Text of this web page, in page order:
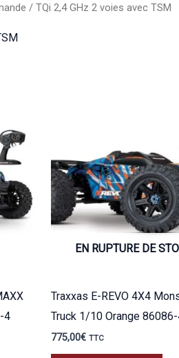
/ TQi 2,4 GHz 2 voies avec TSM
4
EN RUPTURE DE
Traxxas E-REVO 4X4
Truck 1/10 Orange 86086-
775,00€ TTC